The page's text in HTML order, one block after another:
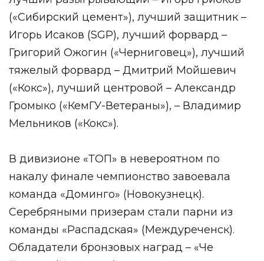
(«Сибирский цемент»), лучший защитник –
Игорь Исаков (SGP), лучший форвард –
Григорий Ожогин («Черниговец»), лучший
тяжелый форвард – Дмитрий Мойшевич
(«Кокс»), лучший центровой – Александр
Громыко («КемГУ-Ветераны»), – Владимир
Мельников («Кокс»).
В дивизионе «ТОП» в невероятном по
накалу финале чемпионство завоевала
команда «Доминго» (Новокузнецк).
Серебряными призерам стали парни из
команды «Распадская» (Междуреченск).
Обладатели бронзовых наград – «Че